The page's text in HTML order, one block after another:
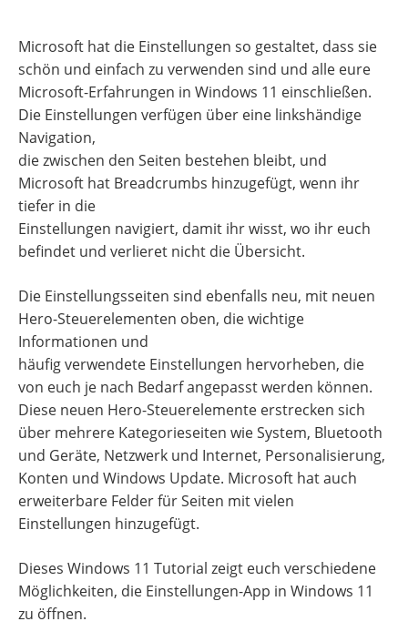
Microsoft hat die Einstellungen so gestaltet, dass sie
schön und einfach zu verwenden sind und alle eure
Microsoft-Erfahrungen in Windows 11 einschließen.
Die Einstellungen verfügen über eine linkshändige
Navigation,
die zwischen den Seiten bestehen bleibt, und
Microsoft hat Breadcrumbs hinzugefügt, wenn ihr
tiefer in die
Einstellungen navigiert, damit ihr wisst, wo ihr euch
befindet und verlieret nicht die Übersicht.
Die Einstellungsseiten sind ebenfalls neu, mit neuen
Hero-Steuerelementen oben, die wichtige
Informationen und
häufig verwendete Einstellungen hervorheben, die
von euch je nach Bedarf angepasst werden können.
Diese neuen Hero-Steuerelemente erstrecken sich
über mehrere Kategorieseiten wie System, Bluetooth
und Geräte, Netzwerk und Internet, Personalisierung,
Konten und Windows Update. Microsoft hat auch
erweiterbare Felder für Seiten mit vielen
Einstellungen hinzugefügt.
Dieses Windows 11 Tutorial zeigt euch verschiedene
Möglichkeiten, die Einstellungen-App in Windows 11
zu öffnen.